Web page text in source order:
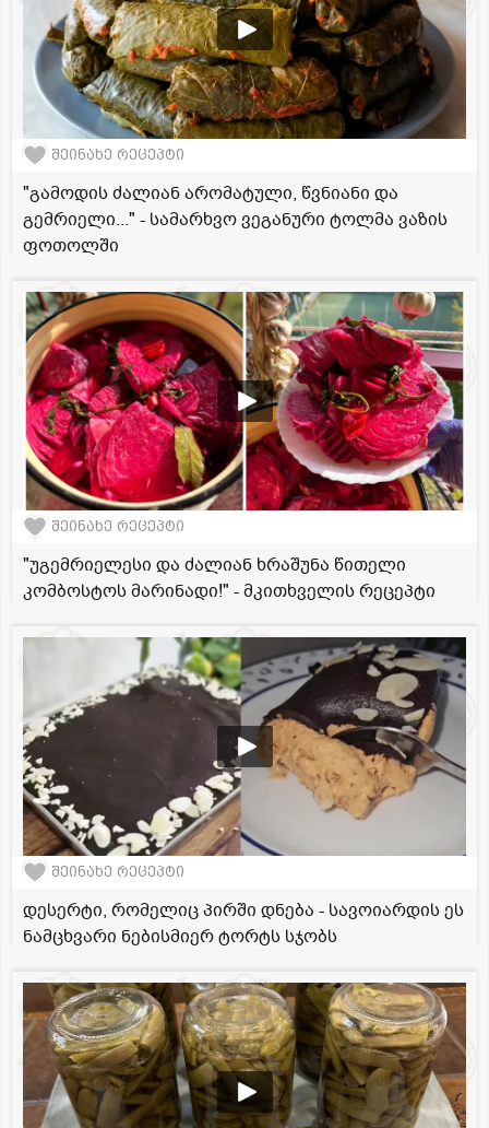
შეინახე რეცეპტი
"გამოდის ძალიან არომატული, წვნიანი და
გემრიელი..." - სამარხვო ვეგანური ტოლმა ვაზის
ფოთოლში
შეინახე რეცეპტი
"უგემრიელესი და ძალიან ხრაშუნა წითელი
კომბოსტოს მარინადი!" - მკითხველის რეცეპტი
შეინახე რეცეპტი
დესერტი, რომელიც პირში დნება - სავოიარდის ეს
ნამცხვარი ნებისმიერ ტორტს სჯობს